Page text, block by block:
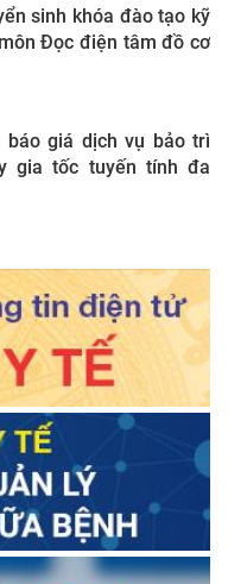
sinh khóa đào tạo kỹ
Đọc điện tâm đồ cơ
báo giá dịch vụ bảo trì
gia tốc tuyến tính đa